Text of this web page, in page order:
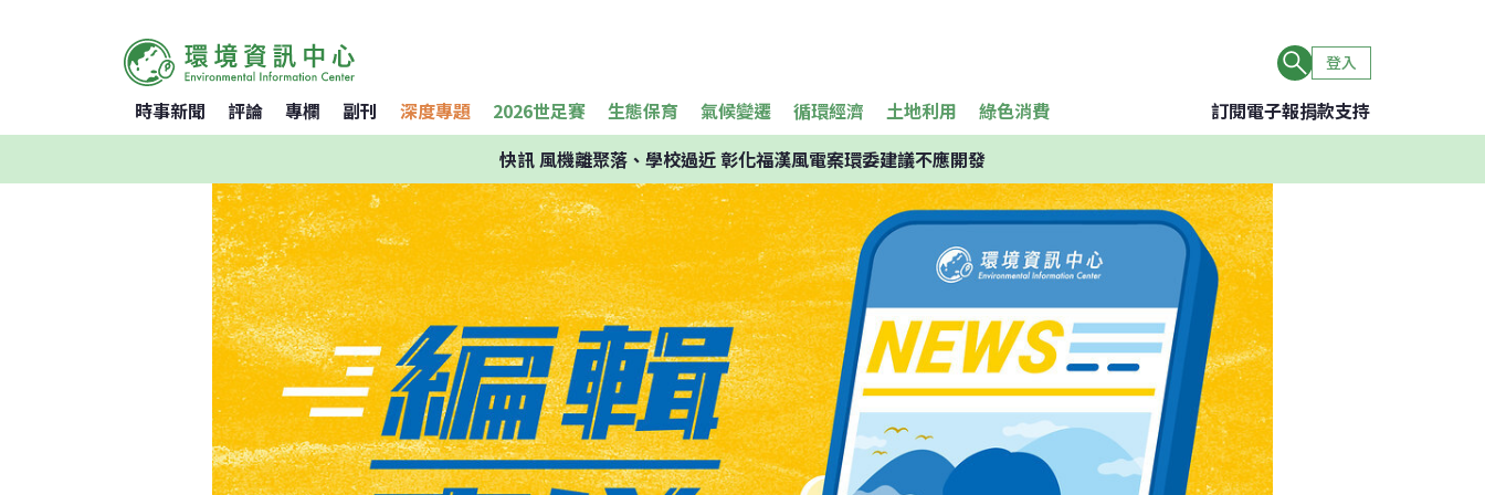
登入
時事新聞 評論 專欄 副刊 深度專題 2026世足賽 生態保育 氣候變遷 循環經濟 土地利用 綠色消費 訂閱電子報捐款支持
快訊風機離聚落、學校過近 彰化福漢風電案環委建議不應開發